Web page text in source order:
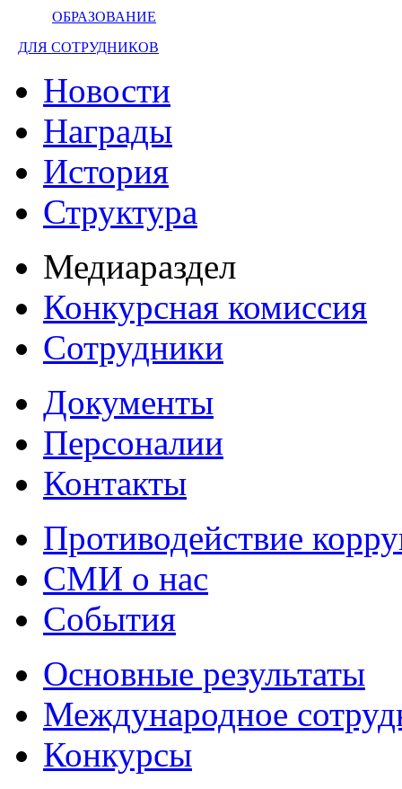
ОБРАЗОВАНИЕ
ДЛЯ СОТРУДНИКОВ
Новости
Награды
История
Структура
Медиараздел
Конкурсная комиссия
Сотрудники
Документы
Персоналии
Контакты
Противодействие
СМИ о нас
События
Основные результаты
Международное
Конкурсы